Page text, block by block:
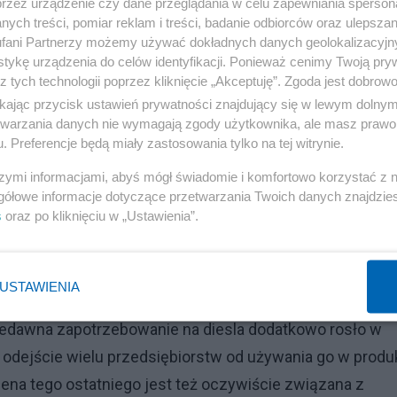
oraz wystarczającej infrastruktury rafineryjnej do
szejkami, nad czym skądinąd w kontekście rynku
Leszczyna jest w stanie odmienić tą rzeczywistość,
jako skrajnie populistyczne i nieodpowiedzialne —
wynikiem gry rynkowej, w której trzeba uwzględnić
rafineryjne, których niestety ostatnio w Europie
na Ukrainie, ale i ze względu na politykę klimatyczną
co prowadzi oczywiście do windowania cen —
zapotrzebowanie na diesla dodatkowo rosło w
wielu przedsiębiorstw od używania go w
tego ostatniego jest też oczywiście związana z
treści, pomiar reklam i treści, badanie odbiorców oraz
Partnerzy możemy używać dokładnych danych
urządzenia do celów identyfikacji. Ponieważ cenimy Twoją
tych technologii poprzez kliknięcie „Akceptuję”. Zgoda jest
przycisk ustawień prywatności znajdujący się w lewym
danych nie wymagają zgody użytkownika, ale masz
Preferencje będą miały zastosowania tylko na tej witrynie.
informacjami, abyś mógł świadomie i komfortowo korzystać z
informacje dotyczące przetwarzania Twoich danych
oraz po kliknięciu w „Ustawienia”.
USTAWIENIA